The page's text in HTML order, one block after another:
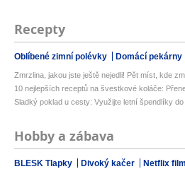
Recepty
Oblíbené zimní polévky Domácí pekárny
Zmrzlina, jakou jste ještě nejedli! Pět míst, kde
10 nejlepších receptů na švestkové koláče:
Sladký poklad u cesty: Využijte letní špendlíky do
Hobby a zábava
BLESK Tlapky Divoký kačer Netflix